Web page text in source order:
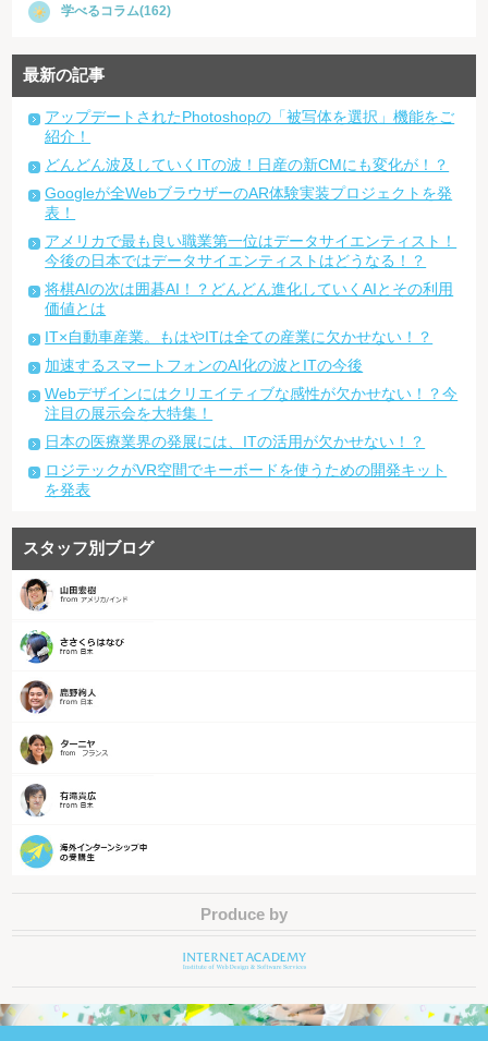
学べるコラム(162)
最新の記事
アップデートされたPhotoshopの「被写体を選択」機能をご
紹介！
どんどん波及していくITの波！日産の新CMにも変化が！？
Googleが全WebブラウザーのAR体験実装プロジェクトを発
表！
アメリカで最も良い職業第一位はデータサイエンティスト！
今後の日本ではデータサイエンティストはどうなる！？
将棋AIの次は囲碁AI！？どんどん進化していくAIとその利用
価値とは
IT×自動車産業。もはやITは全ての産業に欠かせない！？
加速するスマートフォンのAI化の波とITの今後
Webデザインにはクリエイティブな感性が欠かせない！？今
注目の展示会を大特集！
日本の医療業界の発展には、ITの活用が欠かせない！？
ロジテックがVR空間でキーボードを使うための開発キット
を発表
スタッフ別ブログ
Produce by